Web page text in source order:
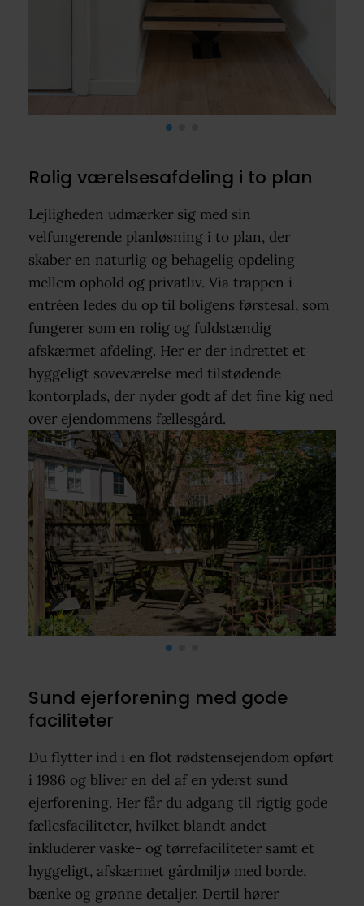
Rolig værelsesafdeling i to plan
Lejligheden udmærker sig med sin
velfungerende planløsning i to plan, der
skaber en naturlig og behagelig opdeling
mellem ophold og privatliv. Via trappen i
entréen ledes du op til boligens førstesal, som
fungerer som en rolig og fuldstændig
afskærmet afdeling. Her er der indrettet et
hyggeligt soveværelse med tilstødende
kontorplads, der nyder godt af det fine kig ned
over ejendommens fællesgård.
Sund ejerforening med gode
faciliteter
Du flytter ind i en flot rødstensejendom opført
i 1986 og bliver en del af en yderst sund
ejerforening. Her får du adgang til rigtig gode
fællesfaciliteter, hvilket blandt andet
inkluderer vaske- og tørrefaciliteter samt et
hyggeligt, afskærmet gårdmiljø med borde,
bænke og grønne detaljer. Dertil hører